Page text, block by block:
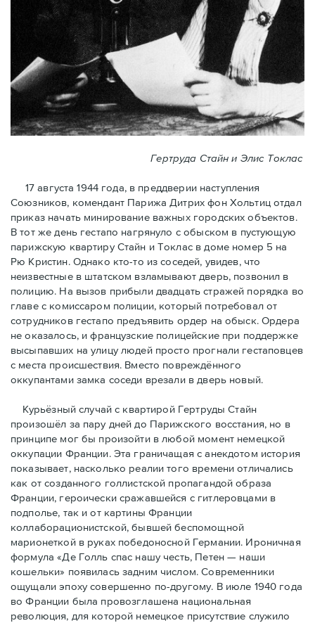
Гертруда Стайн и Элис Токлас
17 августа 1944 года, в преддверии наступления
Союзников, комендант Парижа Дитрих фон Хольтиц отдал
приказ начать минирование важных городских объектов.
В тот же день гестапо нагрянуло с обыском в пустующую
парижскую квартиру Стайн и Токлaс в домe номер 5 на
Рю Кристин. Однако кто-то из соседей, увидев, что
неизвестные в штатском взламывают дверь, позвонил в
полицию. На вызов прибыли двадцать стражей порядка во
главе с комиссаром полиции, который потребовал от
сотрудников гестапо предъявить ордер на обыск. Ордера
не оказалось, и французские полицейские при поддержке
высыпавших на улицу людей просто прогнали гестаповцев
с места происшествия. Вместо повреждённого
оккупантами замка соседи врезали в дверь новый.
Курьёзный случай с квартирой Гертруды Стайн
произошёл за пару дней до Парижского восстания, но в
принципe мог бы произойти в любой момент немецкой
оккупации Франции. Эта граничащая с анекдотом история
показывает, насколько реалии того времени отличались
как от созданного голлистской пропагандой образа
Франции, героически сражавшейся с гитлеровцами в
подполье, так и от картины Франции
коллаборационистской, бывшей беспомощной
марионеткой в руках победоносной Германии. Ироничная
формула «Де Голль спас нашу честь, Петен — наши
кошельки» появилась задним числом. Современники
ощущали эпоху совершенно по-другому. В июле 1940 года
во Франции была провозглашена национальная
революция, для которой немецкое присутствие служило